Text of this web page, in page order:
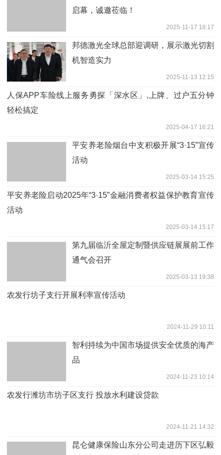
启幕，诚邀莅临！
2025-11-17 18:17
邦德激光全球总部迎调研，展示激光切割
机智造实力
2025-11-13 12:15
人保APP车险线上服务勇探「深水区」,上牌、过户五分钟
轻松搞定
2025-04-17 16:21
平安养老险烟台中支积极开展“3·15”宣传
活动
2025-03-14 15:25
平安养老险启动2025年“3·15”金融消费者权益保护教育宣传
活动
2025-03-14 15:17
第九届临沂全屋定制暨供应链展展前工作
通气会召开
2025-03-13 19:38
农发行坊子支行开展利率宣传活动
2024-11-29 10:11
智利持续为中国市场提供安全优质的海产
品
2024-11-23 10:14
农发行潍坊市坊子区支行 投放水利建设贷款
2024-11-21 14:32
昆仑健康保险山东分公司走进历下区弘毅